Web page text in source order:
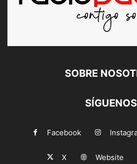
SOBRE
SÍGUENOS
Facebook
X Website